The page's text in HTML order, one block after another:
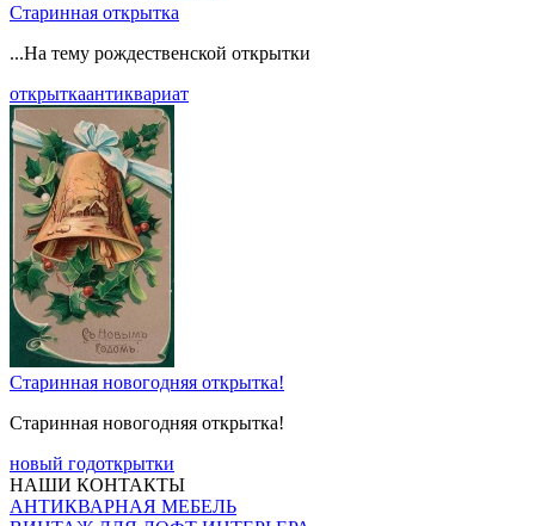
Старинная открытка
...На тему рождественской открытки
открыткаантиквариат
Старинная новогодняя открытка!
Старинная новогодняя открытка!
новый годоткрытки
НАШИ КОНТАКТЫ
АНТИКВАРНАЯ МЕБЕЛЬ